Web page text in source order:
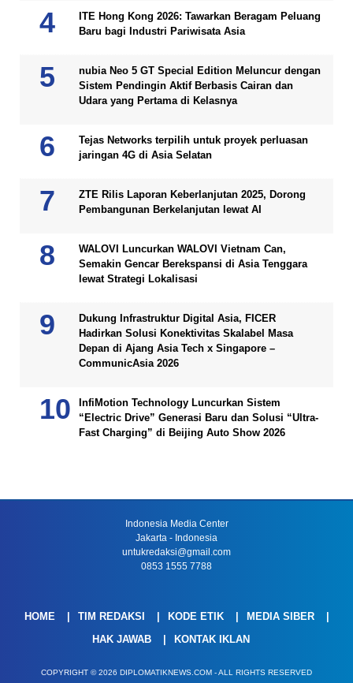
ITE Hong Kong 2026: Tawarkan Beragam Peluang
Baru bagi Industri Pariwisata Asia
nubia Neo 5 GT Special Edition Meluncur dengan
Sistem Pendingin Aktif Berbasis Cairan dan
Udara yang Pertama di Kelasnya
Tejas Networks terpilih untuk proyek perluasan
jaringan 4G di Asia Selatan
ZTE Rilis Laporan Keberlanjutan 2025, Dorong
Pembangunan Berkelanjutan lewat AI
WALOVI Luncurkan WALOVI Vietnam Can,
Semakin Gencar Berekspansi di Asia Tenggara
lewat Strategi Lokalisasi
Dukung Infrastruktur Digital Asia, FICER
Hadirkan Solusi Konektivitas Skalabel Masa
Depan di Ajang Asia Tech x Singapore –
CommunicAsia 2026
InfiMotion Technology Luncurkan Sistem
“Electric Drive” Generasi Baru dan Solusi “Ultra-
Fast Charging” di Beijing Auto Show 2026
Indonesia Media Center
Jakarta - Indonesia
untukredaksi@gmail.com
0853 1555 7788
HOME TIM REDAKSI KODE ETIK
MEDIA SIBER
HAK JAWAB
KONTAK IKLAN
COPYRIGHT © 2026 DIPLOMATIKNEWS.COM - ALL RIGHTS RESERVED